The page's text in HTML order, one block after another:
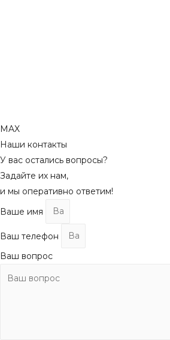
MAX
Наши контакты
У вас остались вопросы?
Задайте их нам,
и мы оперативно ответим!
Ваше имя
Ваш телефон
Ваш вопрос